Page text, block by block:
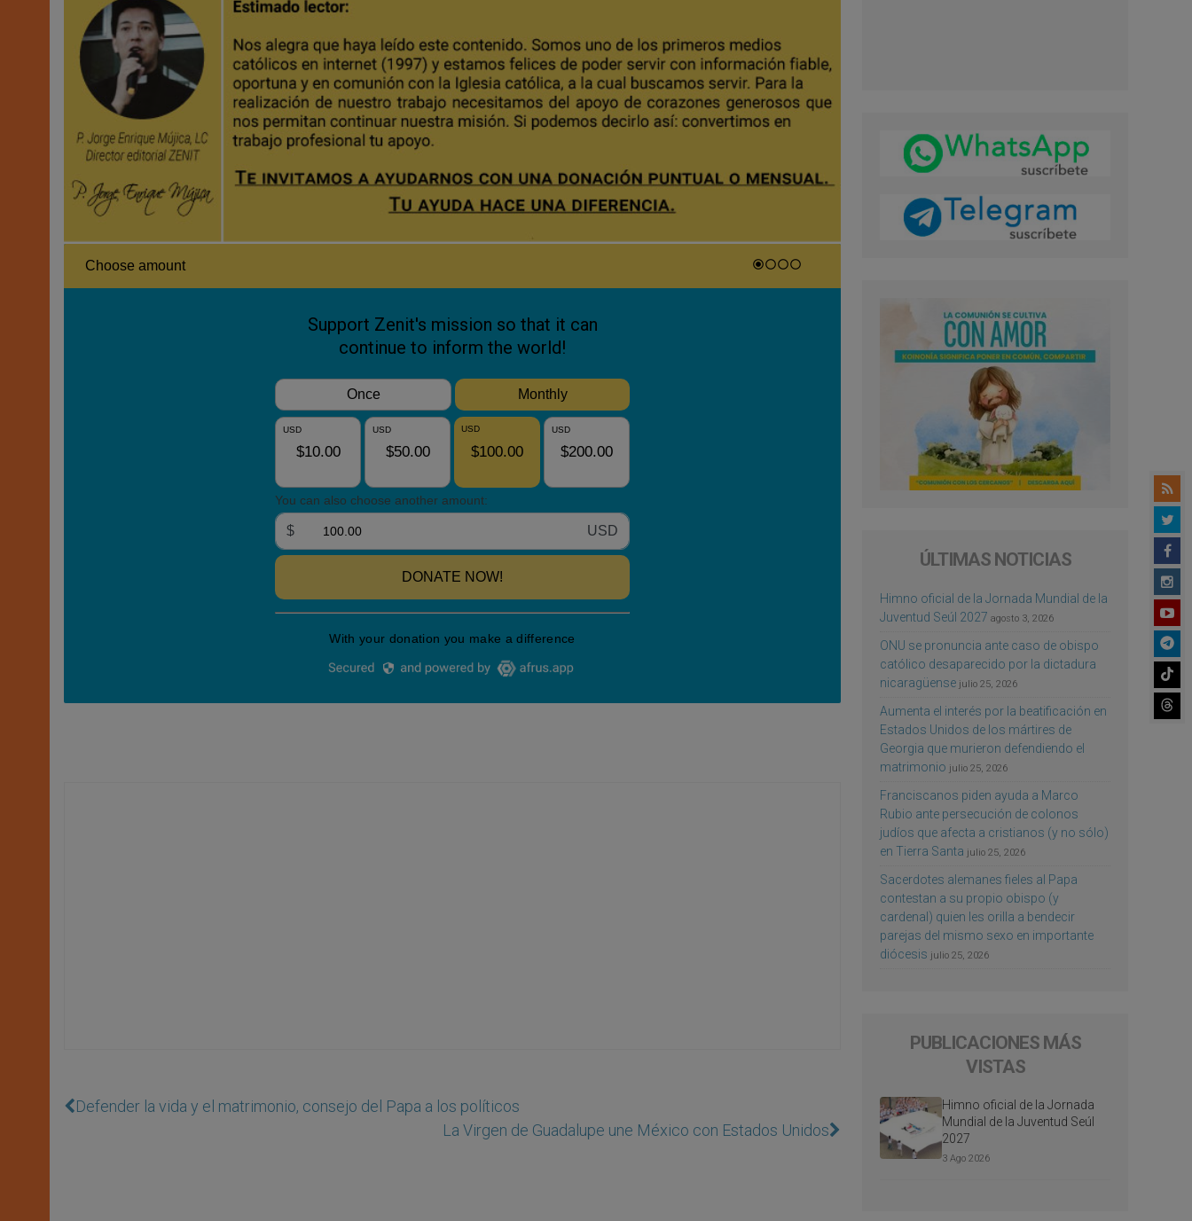
Defender la vida y el matrimonio, consejo del Papa a los políticos
La Virgen de Guadalupe une México con Estados Unidos
ÚLTIMAS NOTICIAS
Himno oficial de la Jornada Mundial de la
Juventud Seúl 2027 agosto 3, 2026
ONU se pronuncia ante caso de obispo
católico desaparecido por la dictadura
nicaragüense julio 25, 2026
Aumenta el interés por la beatificación en
Estados Unidos de los mártires de
Georgia que murieron defendiendo el
matrimonio julio 25, 2026
Franciscanos piden ayuda a Marco
Rubio ante persecución de colonos
judíos que afecta a cristianos (y no sólo)
en Tierra Santa julio 25, 2026
Sacerdotes alemanes fieles al Papa
contestan a su propio obispo (y
cardenal) quien les orilla a bendecir
parejas del mismo sexo en importante
diócesis julio 25, 2026
PUBLICACIONES MÁS
VISTAS
Himno oficial de la Jornada
Mundial de la Juventud Seúl
2027
3 Ago 2026